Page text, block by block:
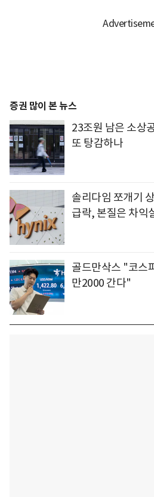
증권 많이 본 뉴스
23조원 남은 소상
또 탕감하나
솔리다임 쪼개기
급락, 본질은 차익
골드만삭스 "코스
만2000 간다"